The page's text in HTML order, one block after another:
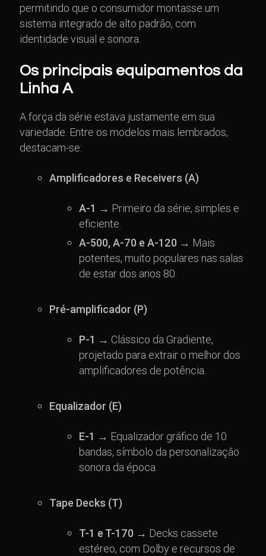
permitindo que o consumidor montasse um
sistema integrado de alto padrão, com
identidade visual e sonora.
Os principais equipamentos da
Linha A
A força da série estava justamente em sua
variedade. Entre os modelos mais lembrados,
destacam-se:
Amplificadores e Receivers (A)
A-1 → Primeiro da série, simples e
eficiente.
A-500, A-70 e A-120 → Mais
potentes, muito populares nas salas
de estar dos anos 80.
Pré-amplificador (P)
P-1 → Clássico da Gradiente,
projetado para extrair o melhor dos
amplificadores de potência.
Equalizador (E)
E-1 → Equalizador gráfico de 10
bandas, símbolo da personalização
sonora da época.
Tape Decks (T)
T-1 e T-170 → Decks cassete
estéreo, com Dolby e recursos de